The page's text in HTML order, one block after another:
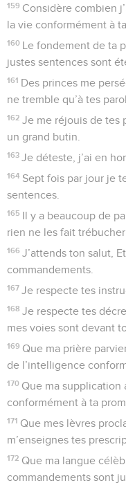
159 Considère combien
la vie conformément à
160 Le fondement de ta
justes sentences sont
161 Des princes me
ne tremble qu’à tes
162 Je me réjouis de tes
un grand butin.
163 Je déteste, j’ai en
164 Sept fois par jour je
sentences.
165 Il y a beaucoup de
rien ne les fait trébucher.
166 J’attends ton salut,
commandements.
167 Je respecte tes
168 Je respecte tes
mes voies sont devant
169 Que ma prière
de l’intelligence
170 Que ma supplication
conformément à ta
171 Que mes lèvres
m’enseignes tes
172 Que ma langue
commandements sont